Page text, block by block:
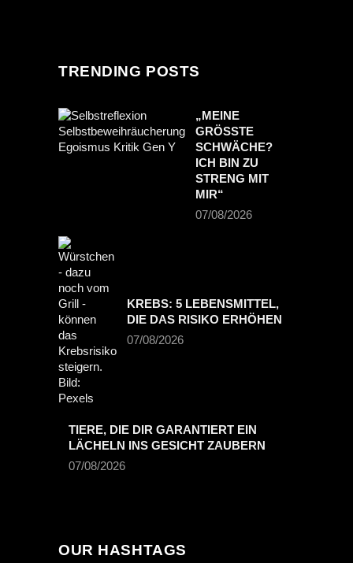
TRENDING POSTS
„MEINE
GRÖSSTE S
CHWÄCHE? I
CH BIN ZU S
TRENG MIT M
IR“
07/08/2026
KREBS: 5 LEBENSMITTEL,
DIE DAS RISIKO ERHÖHEN
07/08/2026
TIERE, DIE DIR GARANTIERT EIN
LÄCHELN INS GESICHT ZAUBERN
07/08/2026
OUR HASHTAGS